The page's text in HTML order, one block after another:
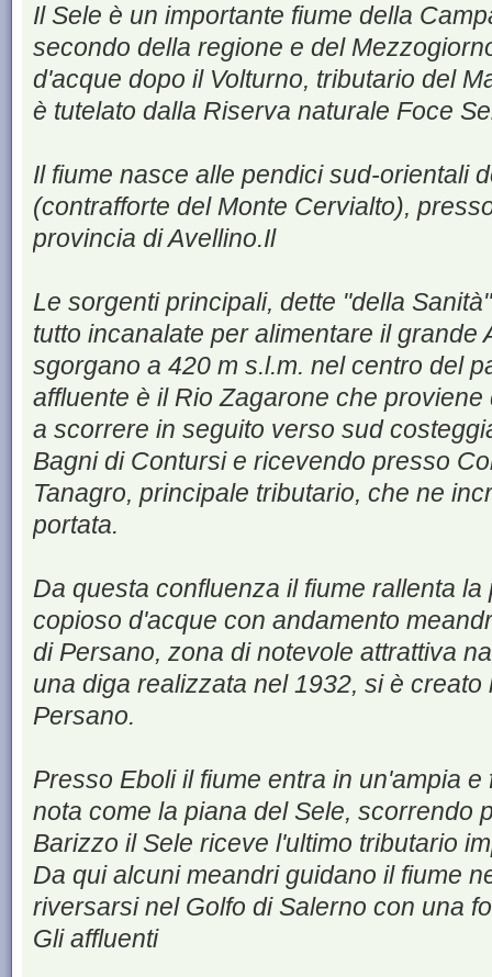
Il Sele è un importante fiume della
secondo della regione e del
d'acque dopo il Volturno, tributario del
è tutelato dalla Riserva naturale Foce
Il fiume nasce alle pendici sud-orientali
(contrafforte del Monte Cervialto),
provincia di Avellino.Il
Le sorgenti principali, dette "della
tutto incanalate per alimentare il grande
sgorgano a 420 m s.l.m. nel centro del
affluente è il Rio Zagarone che
a scorrere in seguito verso sud
Bagni di Contursi e ricevendo presso
Tanagro, principale tributario, che ne
portata.
Da questa confluenza il fiume rallenta
copioso d'acque con andamento
di Persano, zona di notevole attrattiva
una diga realizzata nel 1932, si è creato
Persano.
Presso Eboli il fiume entra in un'ampia
nota come la piana del Sele, scorrendo
Barizzo il Sele riceve l'ultimo tributario
Da qui alcuni meandri guidano il fiume
riversarsi nel Golfo di Salerno con una
Gli affluenti